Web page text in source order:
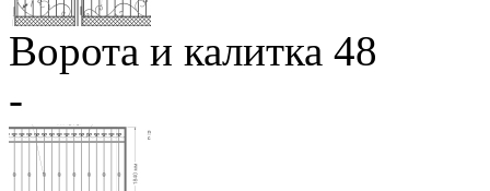
Ворота и калитка 48
-